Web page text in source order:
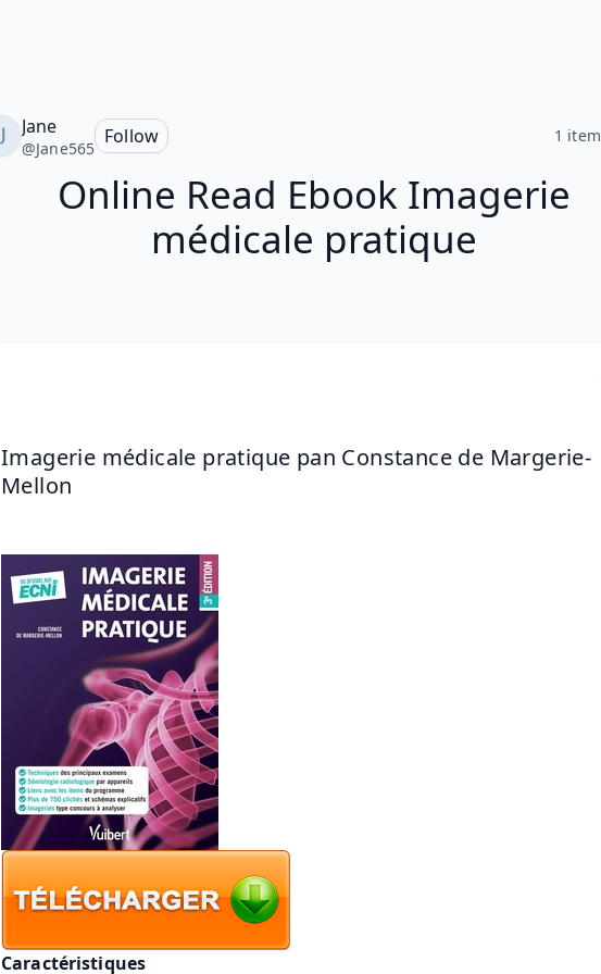
Jane
@Jane565
Follow 1 item
Online Read Ebook Imagerie
médicale pratique
Imagerie médicale pratique pan Constance de Margerie-
Mellon
Caractéristiques